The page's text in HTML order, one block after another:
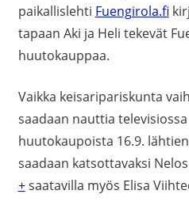
paikallislehti Fuengirola.fi
tapaan Aki ja Heli tekevät
huutokauppaa.
Vaikka keisaripariskunta
saadaan nauttia
huutokaupoista 16.9.
saadaan katsottavaksi
+saatavilla myös Elisa